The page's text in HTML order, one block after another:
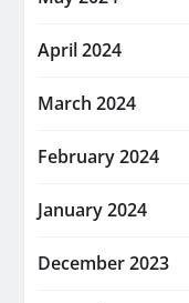
April 2024
March 2024
February 2024
January 2024
December 2023